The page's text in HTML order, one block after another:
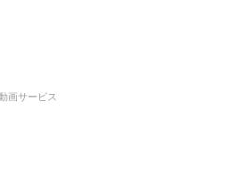
画サービス